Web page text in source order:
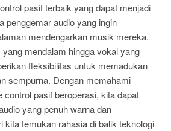
pasif terbaik yang dapat menjadi
penggemar audio yang ingin
mendengarkan musik mereka.
mendalam hingga vokal yang
fleksibilitas untuk memadukan
sempurna. Dengan memahami
control pasif beroperasi, kita dapat
yang penuh warna dan
kita temukan rahasia di balik teknologi